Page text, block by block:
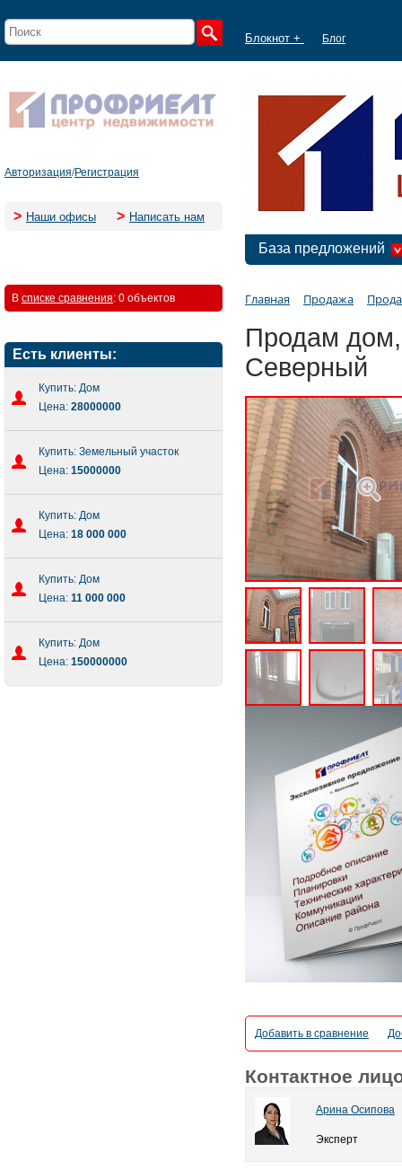
Блокнот + Блог
Авторизация/Регистрация
> Наши офисы > Написать нам
База предложений
В списке сравнения: 0 объектов
Есть клиенты:
Купить: Дом
Цена: 28000000
Купить: Земельный участок
Цена: 15000000
Купить: Дом
Цена: 18 000 000
Купить: Дом
Цена: 11 000 000
Купить: Дом
Цена: 150000000
Главная Продажа
Продам дом,
Северный
Добавить в сравнение
Контактное
Арина Осипова
Эксперт